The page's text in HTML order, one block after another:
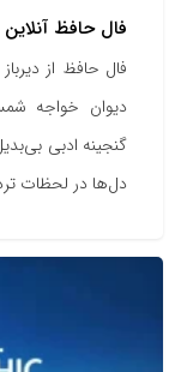
فال حافظ آنلاین
فال حافظ از
دیوان خواجه
گنجینه ادبی
دل‌ها در لحظات